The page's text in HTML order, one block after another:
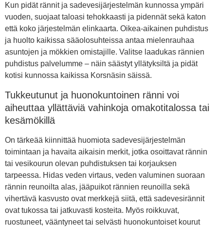
Kun pidät rännit ja sadevesijärjestelmän kunnossa ympäri
vuoden, suojaat taloasi tehokkaasti ja pidennät sekä katon
että koko järjestelmän elinkaarta. Oikea-aikainen puhdistus
ja huolto kaikissa sääolosuhteissa antaa mielenrauhaa
asuntojen ja mökkien omistajille. Valitse laadukas rännien
puhdistus palvelumme – näin säästyt yllätyksiltä ja pidät
kotisi kunnossa kaikissa Korsnäsin säissä.
Tukkeutunut ja huonokuntoinen ränni voi
aiheuttaa yllättäviä vahinkoja omakotitalossa tai
kesämökillä
On tärkeää kiinnittää huomiota sadevesijärjestelmän
toimintaan ja havaita aikaisin merkit, jotka osoittavat rännin
tai vesikourun olevan puhdistuksen tai korjauksen
tarpeessa. Hidas veden virtaus, veden valuminen suoraan
rännin reunoilta alas, jääpuikot rännien reunoilla sekä
vihertävä kasvusto ovat merkkejä siitä, että sadevesirännit
ovat tukossa tai jatkuvasti kosteita. Myös roikkuvat,
ruostuneet, vääntyneet tai selvästi huonokuntoiset kourut